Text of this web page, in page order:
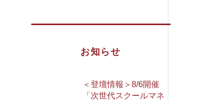
お知らせ
＜登壇情報＞8/6開催
「次世代スクールマネ